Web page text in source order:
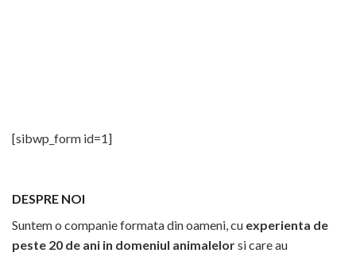
[sibwp_form id=1]
DESPRE NOI
Suntem o companie formata din oameni, cu experienta de
peste 20 de ani in domeniul animalelorsi care au